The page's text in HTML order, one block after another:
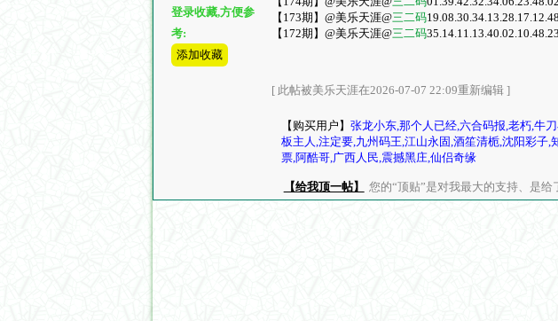
登录收藏,方便参
考:
添加收藏
【173期】@美乐天涯@三二码
【172期】@美乐天涯@三二码
[ 此帖被美乐天涯在2026-07-07 22:09重新编辑 ]
【购买用户】 张龙小东,那个人已经,六合码报,老朽,牛
板主人,注定要,九州码王,江山永固,酒笙清栀,沈阳彩子
票,阿酷哥,广西人民,震撼黑庄,仙侣奇缘
【给我顶一帖】 您的“顶贴”是对我最大的支持、是